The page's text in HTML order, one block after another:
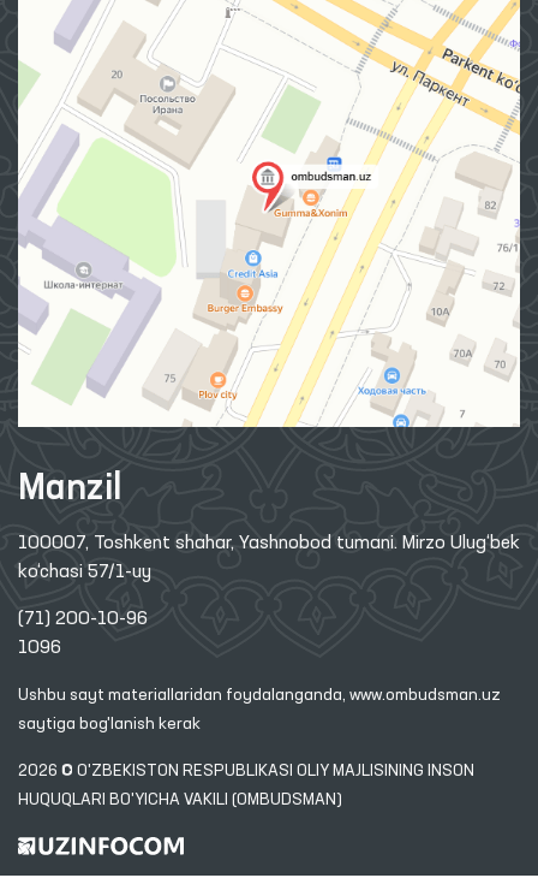
Manzil
100007, Toshkent shahar, Yashnobod tumani. Mirzo Ulug‘bek
ko‘chasi 57/1-uy
(71) 200-10-96
1096
Ushbu sayt materiallaridan foydalanganda, www.ombudsman.uz
saytiga bog'lanish kerak
2026 © O'ZBEKISTON RESPUBLIKASI OLIY MAJLISINING INSON
HUQUQLARI BO'YICHA VAKILI (OMBUDSMAN)